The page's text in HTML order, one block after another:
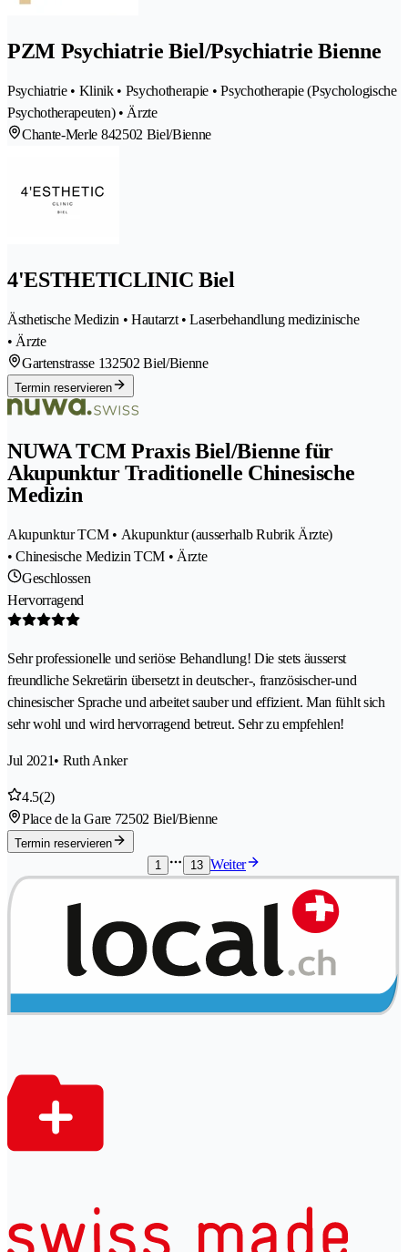
PZM Psychiatrie Biel/Psychiatrie Bienne
Psychiatrie • Klinik • Psychotherapie • Psychotherapie (Psychologische
Psychotherapeuten) • Ärzte
Chante-Merle 842502 Biel/Bienne
4'ESTHETICLINIC Biel
Ästhetische Medizin • Hautarzt • Laserbehandlung medizinische
• Ärzte
Gartenstrasse 132502 Biel/Bienne
Termin reservieren
NUWA TCM Praxis Biel/Bienne für
Akupunktur Traditionelle Chinesische
Medizin
Akupunktur TCM • Akupunktur (ausserhalb Rubrik Ärzte)
• Chinesische Medizin TCM • Ärzte
Geschlossen
Hervorragend
Sehr professionelle und seriöse Behandlung! Die stets äusserst
freundliche Sekretärin übersetzt in deutscher-, französischer-und
chinesischer Sprache und arbeitet sauber und effizient. Man fühlt sich
sehr wohl und wird hervorragend betreut. Sehr zu empfehlen!
Jul 2021• Ruth Anker
4.5(2)
Place de la Gare 72502 Biel/Bienne
Termin reservieren
1
13 Weiter